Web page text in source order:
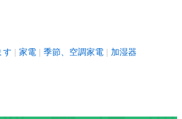
す 家電 季節、空調家電 加湿器